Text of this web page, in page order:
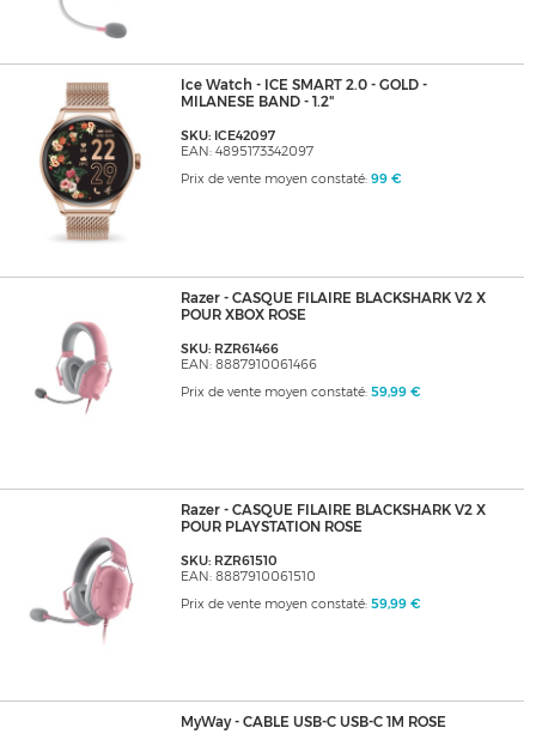
Ice Watch - ICE SMART 2.0 - GOLD -
MILANESE BAND - 1.2"
SKU: ICE42097
EAN: 4895173342097
Prix de vente moyen constaté: 99 €
Razer - CASQUE FILAIRE BLACKSHARK V2 X
POUR XBOX ROSE
SKU: RZR61466
EAN: 8887910061466
Prix de vente moyen constaté: 59,99 €
Razer - CASQUE FILAIRE BLACKSHARK V2 X
POUR PLAYSTATION ROSE
SKU: RZR61510
EAN: 8887910061510
Prix de vente moyen constaté: 59,99 €
MyWay - CABLE USB-C USB-C 1M ROSE